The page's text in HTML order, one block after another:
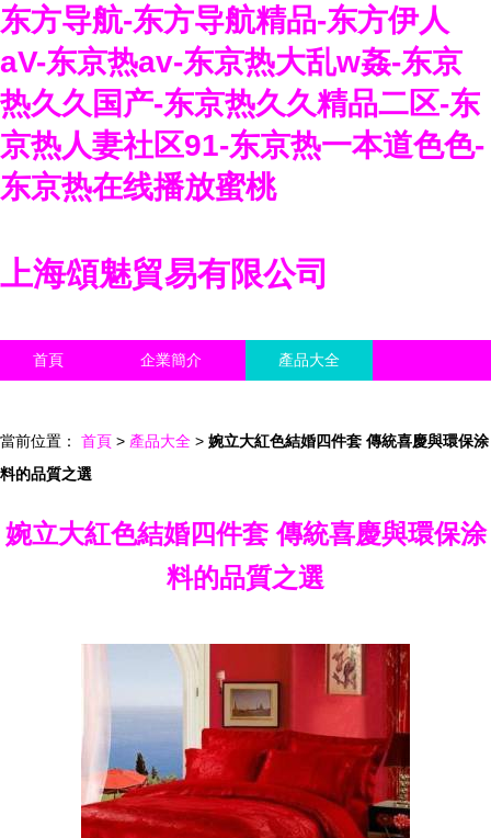
东方导航-东方导航精品-东方伊人
aV-东京热av-东京热大乱w姦-东京
热久久国产-东京热久久精品二区-东
京热人妻社区91-东京热一本道色色-
东京热在线播放蜜桃
上海頌魅貿易有限公司
首頁 企業簡介 產品大全
當前位置： 首頁 > 產品大全 > 婉立大紅色結婚四件套 傳統喜慶與環保涂
料的品質之選
婉立大紅色結婚四件套 傳統喜慶與環保涂
料的品質之選